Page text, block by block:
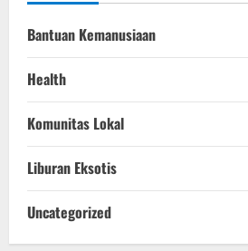
Bantuan Kemanusiaan
Health
Komunitas Lokal
Liburan Eksotis
Uncategorized